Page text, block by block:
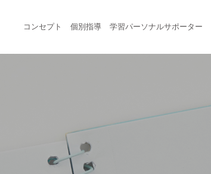
コンセプト 個別指導 学習パーソナルサポーター